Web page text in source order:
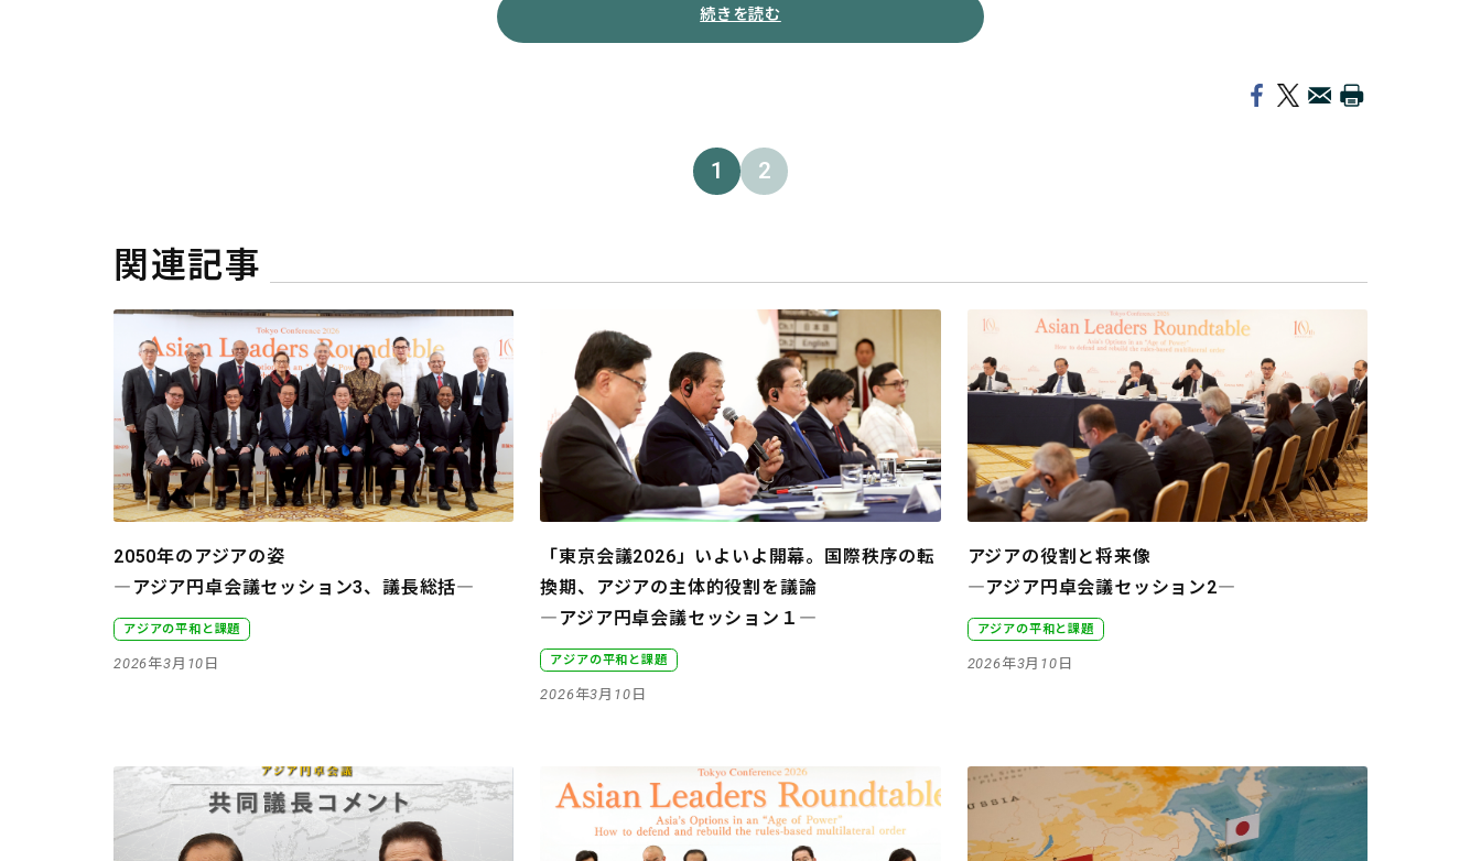
続きを読む
1 2
関連記事
2050年のアジアの姿
―アジア円卓会議セッション3、議長総括―
アジアの平和と課題
2026年3月10日
「東京会議2026」いよいよ開幕。国際秩序の転
換期、アジアの主体的役割を議論
―アジア円卓会議セッション１―
アジアの平和と課題
2026年3月10日
アジアの役割と将来像
―アジア円卓会議セッション2―
アジアの平和と課題
2026年3月10日